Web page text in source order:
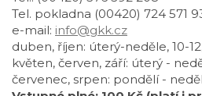
Tel. pokladna (00420) 724 571
e-mail: info@gkk.cz
duben, říjen: úterý-neděle, 10-
květen, červen, září: úterý -
červenec, srpen: pondělí -